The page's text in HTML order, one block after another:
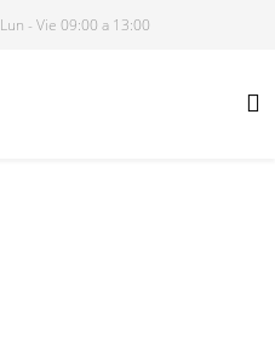
Lun - Vie 09:00 a 13:00